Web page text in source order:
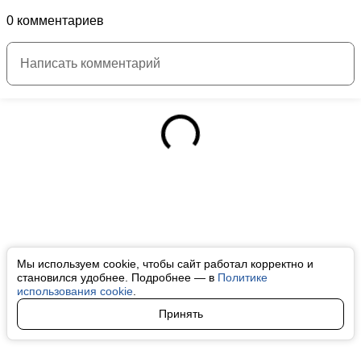
Мы используем cookie, чтобы сайт работал корректно и
становился удобнее. Подробнее — в Политике
использования cookie
Принять
0 комментариев